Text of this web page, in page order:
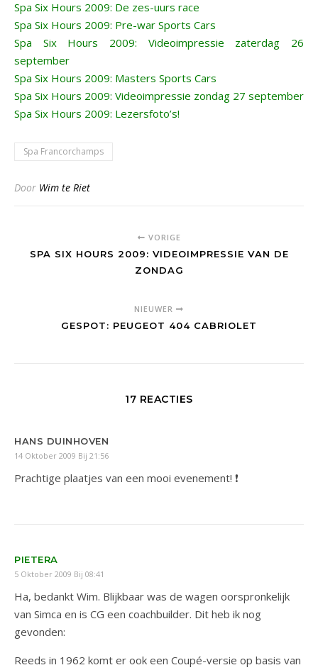
Spa Six Hours 2009: De zes-uurs race
Spa Six Hours 2009: Pre-war Sports Cars
Spa Six Hours 2009: Videoimpressie zaterdag 26
september
Spa Six Hours 2009: Masters Sports Cars
Spa Six Hours 2009: Videoimpressie zondag 27 september
Spa Six Hours 2009: Lezersfoto’s!
Spa Francorchamps
Door Wim te Riet
VORIGE
SPA SIX HOURS 2009: VIDEOIMPRESSIE VAN DE
ZONDAG
NIEUWER
GESPOT: PEUGEOT 404 CABRIOLET
17 REACTIES
HANS DUINHOVEN
14 Oktober 2009 Bij 21:56
Prachtige plaatjes van een mooi evenement! ❗
PIETERA
5 Oktober 2009 Bij 08:41
Ha, bedankt Wim. Blijkbaar was de wagen oorspronkelijk
van Simca en is CG een coachbuilder. Dit heb ik nog
gevonden:
Reeds in 1962 komt er ook een Coupé-versie op basis van